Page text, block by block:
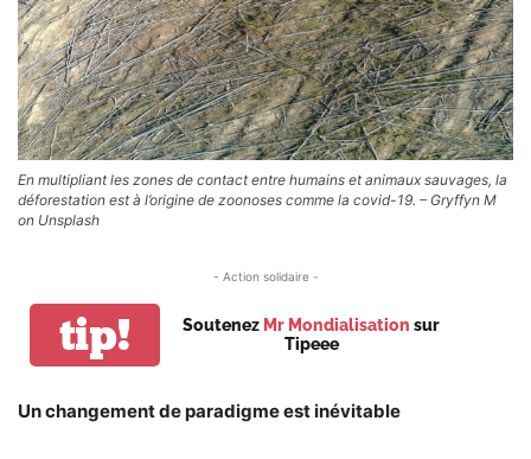
En multipliant les zones de contact entre humains et animaux sauvages, la
déforestation est à l’origine de zoonoses comme la covid-19. – Gryffyn M
on Unsplash
- Action solidaire -
tip! Soutenez Mr Mondialisation sur
Tipeee
Un changement de paradigme est inévitable